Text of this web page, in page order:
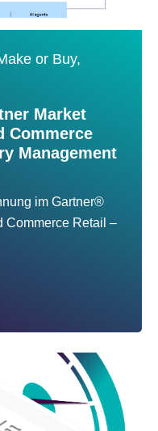
or Buy,
Market
Commerce
Management
im Gartner®
Commerce Retail –